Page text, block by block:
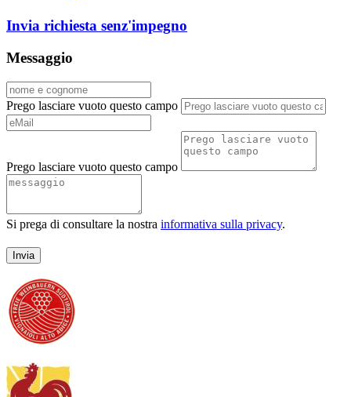
Invia richiesta senz'impegno
Messaggio
Prego lasciare vuoto questo campo
Prego lasciare vuoto questo campo
Si prega di consultare la nostra informativa sulla privacy.
Invia